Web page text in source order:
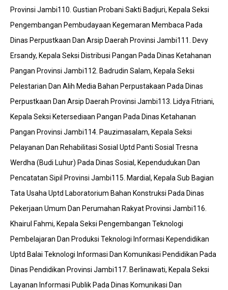
Provinsi Jambi110. Gustian Probani Sakti Badjuri, Kepala Seksi
Pengembangan Pembudayaan Kegemaran Membaca Pada
Dinas Perpustkaan Dan Arsip Daerah Provinsi Jambi111. Devy
Ersandy, Kepala Seksi Distribusi Pangan Pada Dinas Ketahanan
Pangan Provinsi Jambi112. Badrudin Salam, Kepala Seksi
Pelestarian Dan Alih Media Bahan Perpustakaan Pada Dinas
Perpustkaan Dan Arsip Daerah Provinsi Jambi113. Lidya Fitriani,
Kepala Seksi Ketersediaan Pangan Pada Dinas Ketahanan
Pangan Provinsi Jambi114. Pauzimasalam, Kepala Seksi
Pelayanan Dan Rehabilitasi Sosial Uptd Panti Sosial Tresna
Werdha (Budi Luhur) Pada Dinas Sosial, Kependudukan Dan
Pencatatan Sipil Provinsi Jambi115. Mardial, Kepala Sub Bagian
Tata Usaha Uptd Laboratorium Bahan Konstruksi Pada Dinas
Pekerjaan Umum Dan Perumahan Rakyat Provinsi Jambi116.
Khairul Fahmi, Kepala Seksi Pengembangan Teknologi
Pembelajaran Dan Produksi Teknologi Informasi Kependidikan
Uptd Balai Teknologi Informasi Dan Komunikasi Pendidikan Pada
Dinas Pendidikan Provinsi Jambi117. Berlinawati, Kepala Seksi
Layanan Informasi Publik Pada Dinas Komunikasi Dan